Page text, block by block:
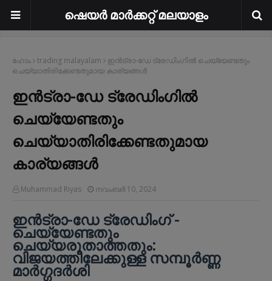
ഷെയർ മാർക്കറ്റ് മലയാളം
ഹോം trading malayalam
ഇൻട്രാ-ഡേ ട്രേഡിംഗിൽ ചെയ്യേണ്ടതും
ചെയ്യാതിരിക്കേണ്ടതുമായ കാര്യങ്ങൾ
ഇൻട്രാ-ഡേ ട്രേഡിംഗിൽ
ചെയ്യേണ്ടതും
ചെയ്യാതിരിക്കേണ്ടതുമായ
കാര്യങ്ങൾ
Muhammad Riyas നവംബർ 10, 2024
ഇൻട്രാ-ഡേ ട്രേഡിംഗ് -
ചെയ്യേണ്ടതും
ചെയ്യരുതാത്തതും:
വിജയത്തിലേക്കുള്ള സമ്പൂർണ്ണ
മാർഗ്ഗദർശി